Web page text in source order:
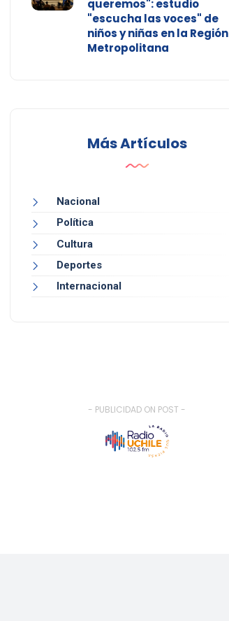
queremos": estudio
"escucha las voces" de
niños y niñas en la Región
Metropolitana
Más Artículos
Nacional
Política
Cultura
Deportes
Internacional
- PUBLICIDAD ON POST -